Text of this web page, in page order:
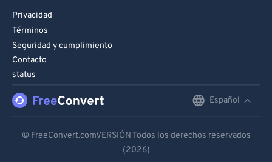
Privacidad
Términos
Seguridad y cumplimiento
Contacto
status
Español
Español
© FreeConvert.comVERSIÓN Todos los derechos reservados
(2026)